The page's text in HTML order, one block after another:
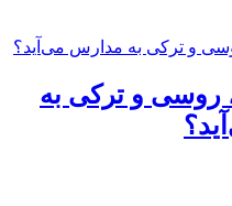
روسی و ترکی به